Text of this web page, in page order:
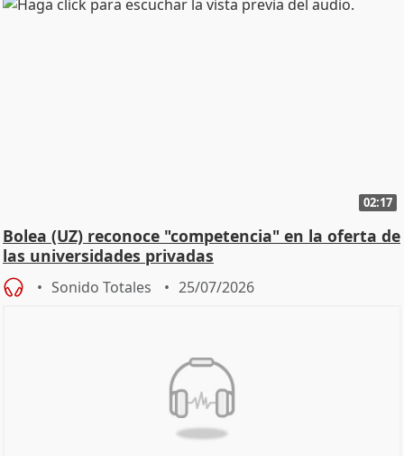
02:17
Bolea (UZ) reconoce "competencia" en la oferta de
las universidades privadas
Sonido Totales 25/07/2026